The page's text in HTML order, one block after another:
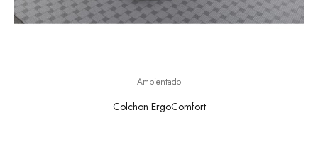
Ambientado
Colchon ErgoComfort